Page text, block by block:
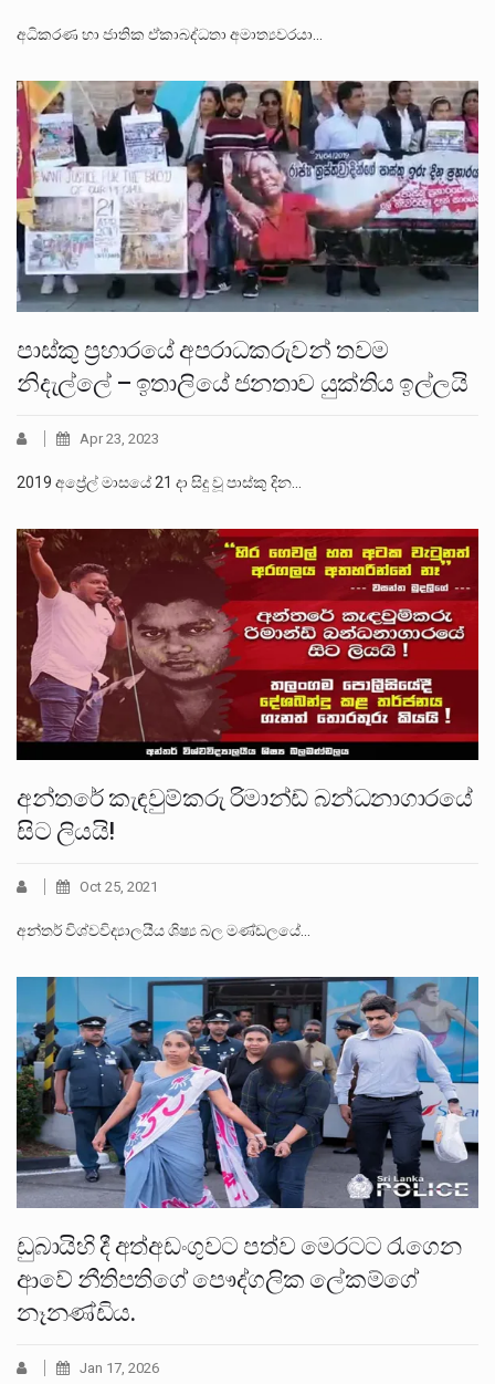
අධිකරණ හා ජාතික ඒකාබද්ධතා අමාත්‍යවරයා…
පාස්කු ප්‍රහාරයේ අපරාධකරුවන් තවම
නිදැල්ලේ – ඉතාලියේ ජනතාව යුක්තිය ඉල්ලයි
Apr 23, 2023
2019 අප්‍රේල් මාසයේ 21 දා සිදු වූ පාස්කු දින…
අන්තරේ කැඳවුම්කරු රිමාන්ඩ් බන්ධනාගාරයේ
සිට ලියයි!
Oct 25, 2021
අන්තර් විශ්වවිද්‍යාලයීය ශිෂ්‍ය බල මණ්ඩලයේ…
ඩුබායිහි දී අත්අඩංගුවට පත්ව මෙරටට රැගෙන
ආවේ නීතිපතිගේ පෞද්ගලික ලේකම්ගේ
නෑනණ්ඩිය.
Jan 17, 2026